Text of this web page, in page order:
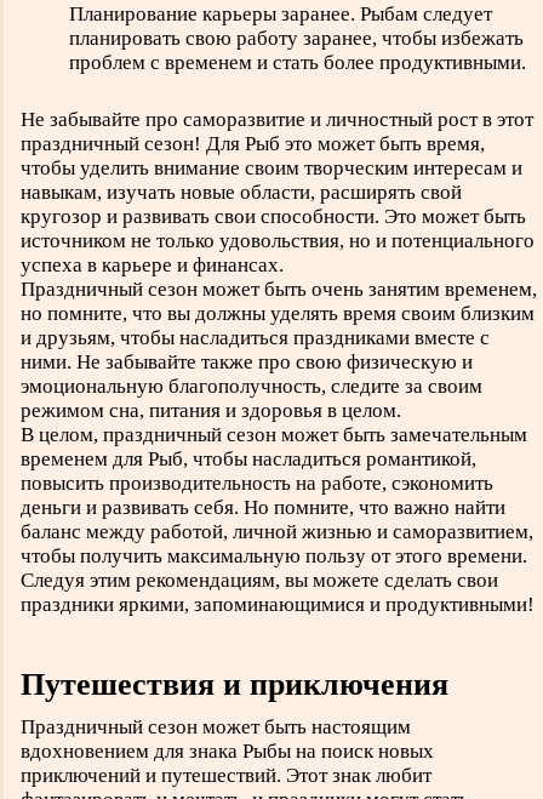
Планирование карьеры заранее. Рыбам следует
планировать свою работу заранее, чтобы избежать
проблем с временем и стать более продуктивными.
Не забывайте про саморазвитие и личностный рост в этот
праздничный сезон! Для Рыб это может быть время,
чтобы уделить внимание своим творческим интересам и
навыкам, изучать новые области, расширять свой
кругозор и развивать свои способности. Это может быть
источником не только удовольствия, но и потенциального
успеха в карьере и финансах.
Праздничный сезон может быть очень занятим временем,
но помните, что вы должны уделять время своим близким
и друзьям, чтобы насладиться праздниками вместе с
ними. Не забывайте также про свою физическую и
эмоциональную благополучность, следите за своим
режимом сна, питания и здоровья в целом.
В целом, праздничный сезон может быть замечательным
временем для Рыб, чтобы насладиться романтикой,
повысить производительность на работе, сэкономить
деньги и развивать себя. Но помните, что важно найти
баланс между работой, личной жизнью и саморазвитием,
чтобы получить максимальную пользу от этого времени.
Следуя этим рекомендациям, вы можете сделать свои
праздники яркими, запоминающимися и продуктивными!
Путешествия и приключения
Праздничный сезон может быть настоящим
вдохновением для знака Рыбы на поиск новых
приключений и путешествий. Этот знак любит